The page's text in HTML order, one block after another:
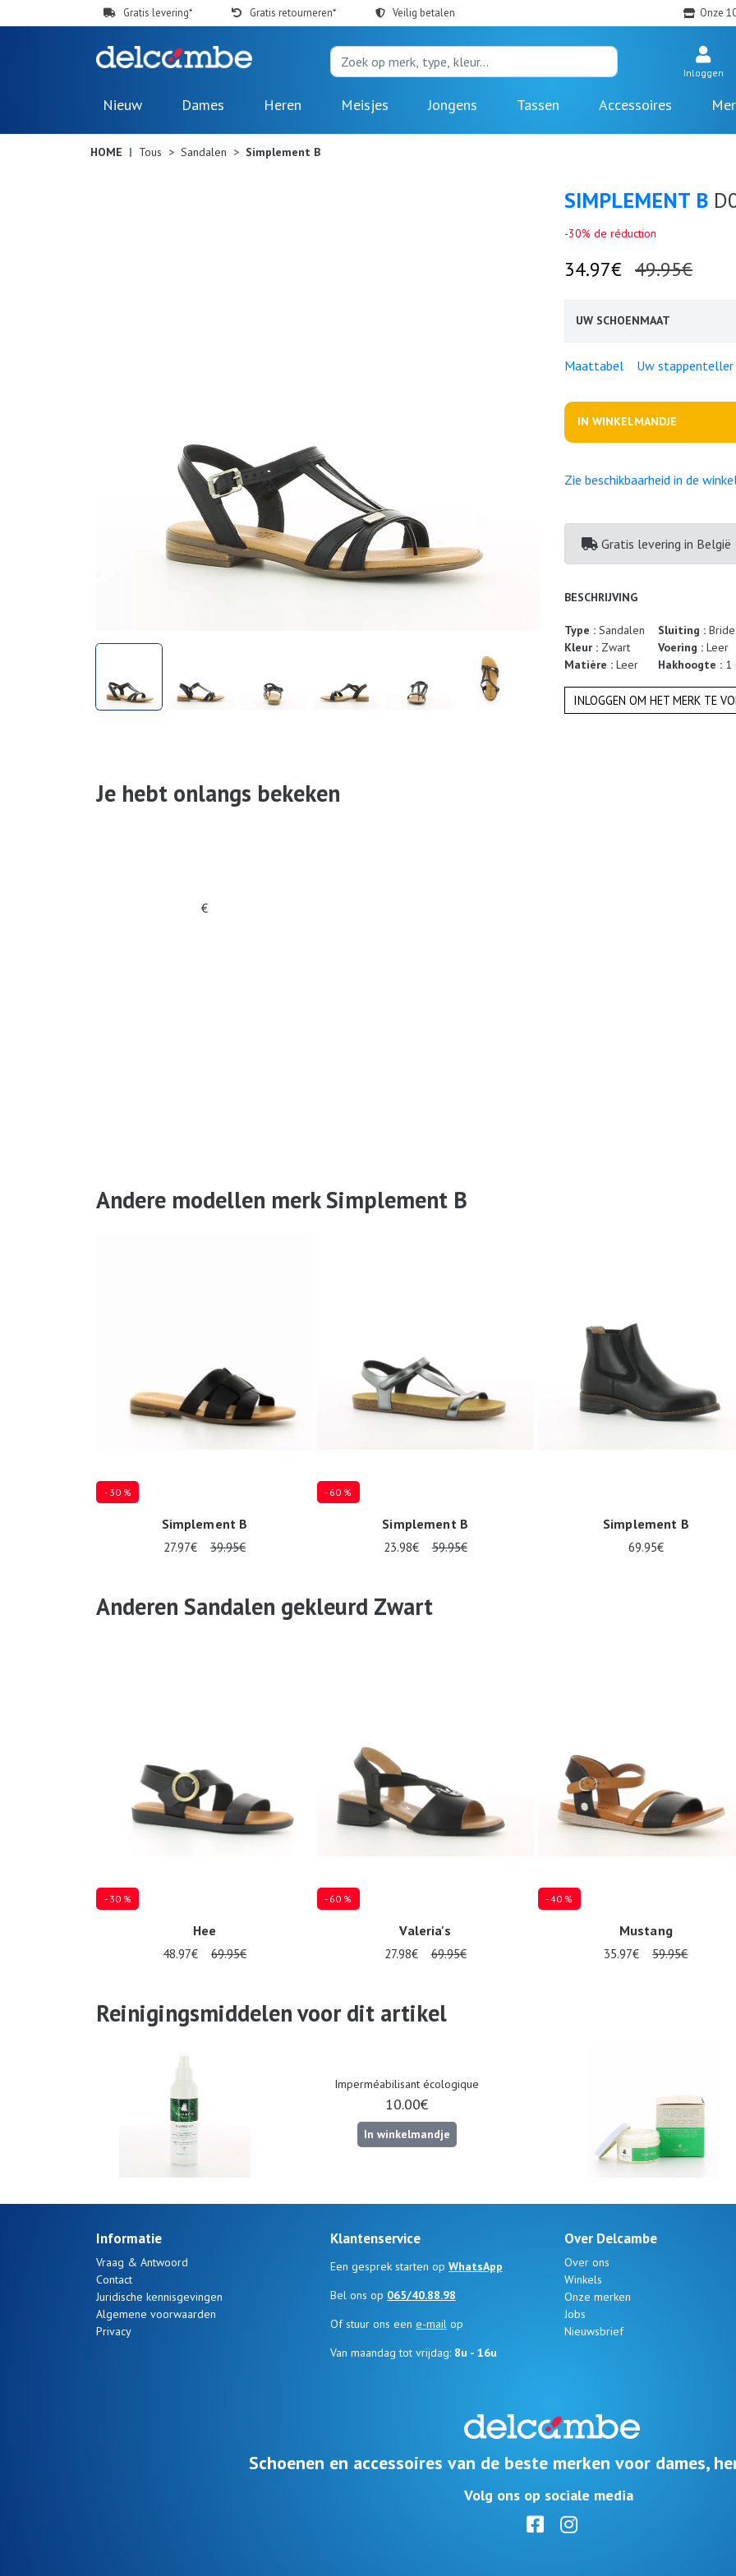
Gratis levering* Gratis retourneren* Veilig betalen Onze
Inloggen
Nieuw Dames Heren Meisjes Jongens Tassen Accessoires
HOME Tous Sandalen Simplement B
SIMPLEMENT B
-30% de réduction
34.97€ 49.95€
UW SCHOENMAAT
Maattabel Uw stappenteller
IN WINKELMANDJE
Zie beschikbaarheid in de
Gratis levering in België
BESCHRIJVING
Type : Sandalen
Kleur : Zwart
Matière : Leer
Sluiting : Bride
Voering : Leer
Hakhoogte : 1
INLOGGEN OM HET MERK TE
Je hebt onlangs bekeken
€
Andere modellen merk Simplement B
- 30 %
Simplement B
27.97€ 39.95€
- 60 %
Simplement B
23.98€ 59.95€
Simplement B
69.95€
Anderen Sandalen gekleurd Zwart
- 30 %
Hee
48.97€ 69.95€
- 60 %
Valeria's
27.98€ 69.95€
- 40 %
Mustang
35.97€ 59.95€
Reinigingsmiddelen voor dit artikel
Imperméabilisant écologique
10.00€
In winkelmandje
Informatie
Vraag & Antwoord
Contact
Juridische kennisgevingen
Algemene voorwaarden
Privacy
Klantenservice
Een gesprek starten op WhatsApp
Bel ons op 065/40.88.98
Of stuur ons een e-mail op
Van maandag tot vrijdag: 8u - 16u
Over Delcambe
Over ons
Winkels
Onze merken
Jobs
Nieuwsbrief
Schoenen en accessoires van de beste merken voor dames,
Volg ons op sociale media